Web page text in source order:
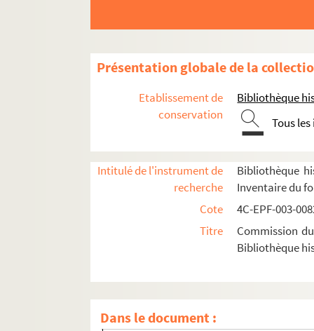
Présentation globale de la
Etablissement de
conservation
Bibliothèque
Tous
Intitulé de l'instrument de
recherche
Bibliothèque
Inventaire du
Cote
4C-EPF-003-
Titre
Commission
Bibliothèque
Dans le document :
Dossier n° 84
Dossier n° 86
Dossier n° 88
Dossier n° 89
Dossier n° 90
Dossier n° 94
Dossier n° 95
Dossier n° 96